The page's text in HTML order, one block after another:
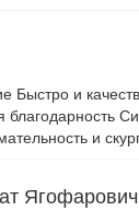
Быстро и
благодарность
и
Ягофарович